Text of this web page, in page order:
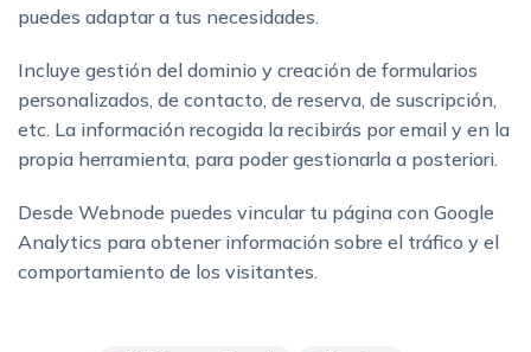
puedes adaptar a tus necesidades.
Incluye gestión del dominio y creación de formularios
personalizados, de contacto, de reserva, de suscripción,
etc. La información recogida la recibirás por email y en la
propia herramienta, para poder gestionarla a posteriori.
Desde Webnode puedes vincular tu página con Google
Analytics para obtener información sobre el tráfico y el
comportamiento de los visitantes.